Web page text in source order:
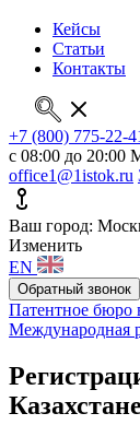
Кейсы
Статьи
Контакты
+7 (800) 775-22-
с 08:00 до 20:00
office1@1istok.ru
Ваш город:
Изменить
EN
Обратный звонок
Патентное бюро
Международная
Казахстане